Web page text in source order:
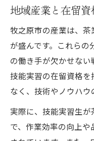
国際的な人
目
在留資格が
牧之原台地
解説
地域産業と在留
牧之原市の産業は、
が盛んです。これらの
の働き手が欠かせない
技能実習の在留資格
なく、技術やノウハウ
実際に、技能実習生
で、作業効率の向上